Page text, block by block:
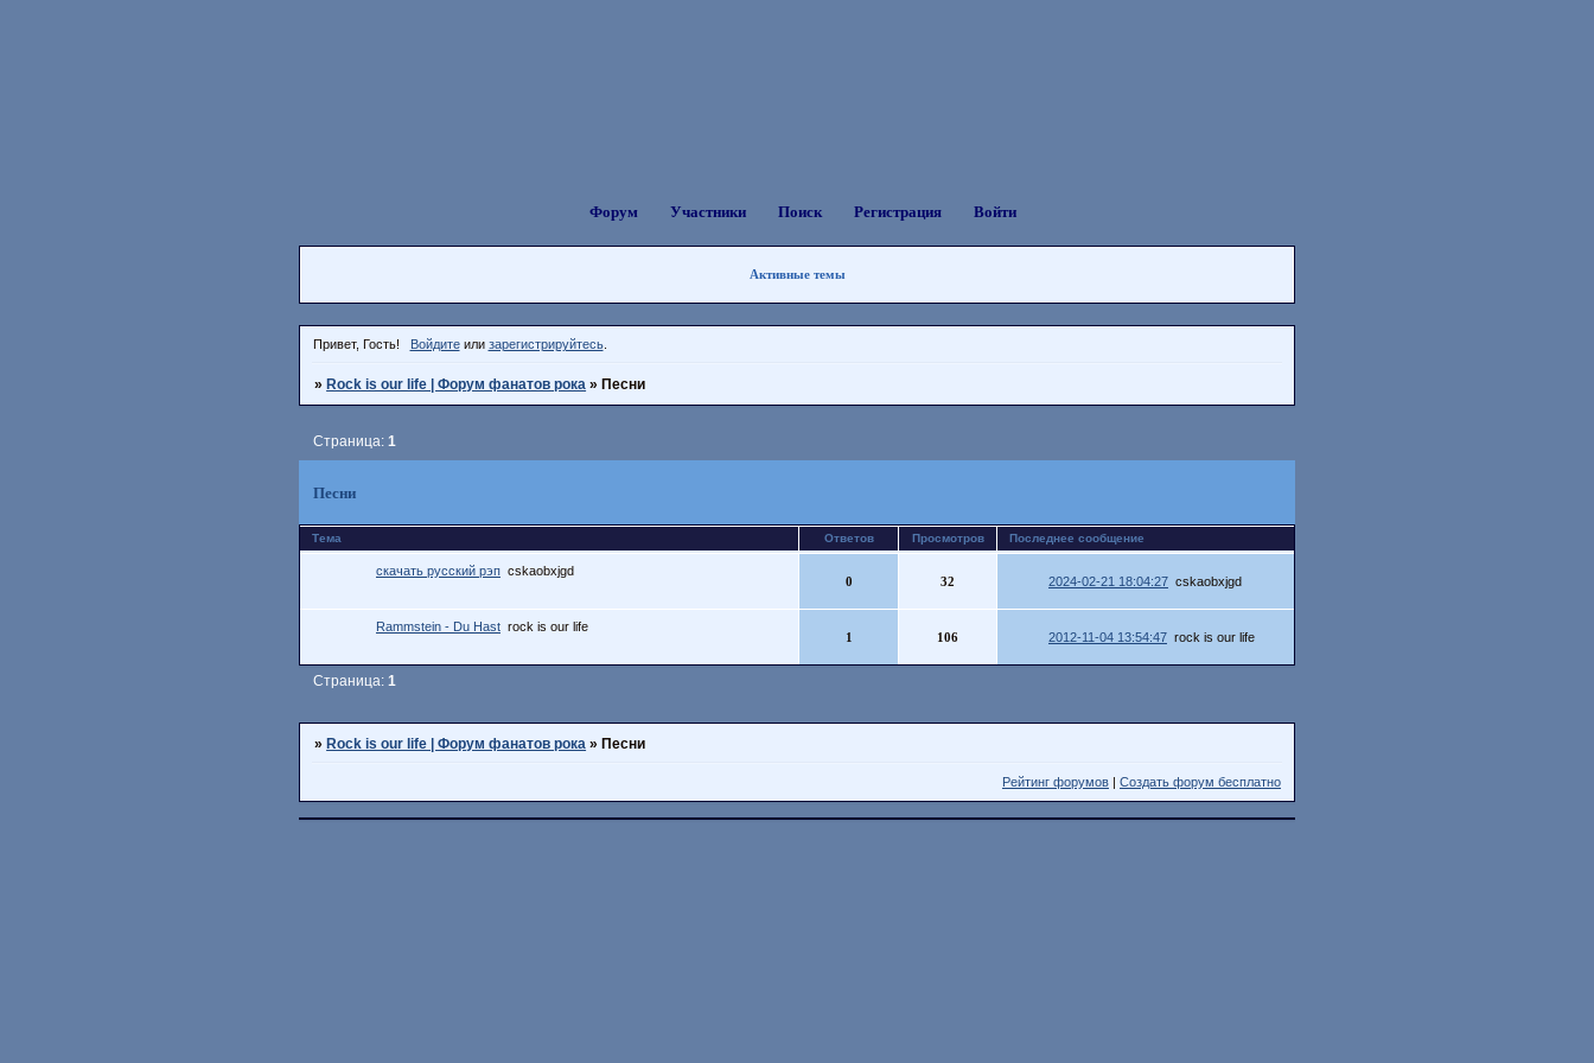
Форум Участники Поиск Регистрация Войти
Активные темы
Привет, Гость! Войдитеили зарегистрируйтесь.
»Rock is our life | Форум фанатов рока »Песни
Песни
Страница:1
Тема Ответов Просмотров Последнее сообщение
скачать русский рэп cskaobxjgd
0 32 2024-02-21 18:04:27 cskaobxjgd
Rammstein - Du Hast rock is our life
1 106 2012-11-04 13:54:47 rock is our life
Страница:1
» Rock is our life | Форум фанатов рока » Песни
Рейтинг форумов | Создать форум бесплатно